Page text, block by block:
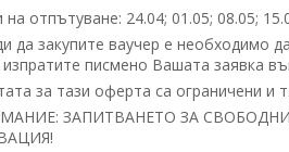
на отпътуване: 24.04; 01.05; 08.05;
да закупите ваучер е необходимо
писмено Вашата заявка
за тази оферта са ограничени и
ЗАПИТВАНЕТО ЗА